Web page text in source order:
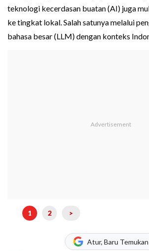
teknologi kecerdasan buatan (AI) juga
ke tingkat lokal. Salah satunya melalui
bahasa besar (LLM) dengan konteks
1 2 >
Atur, Baru Temukan